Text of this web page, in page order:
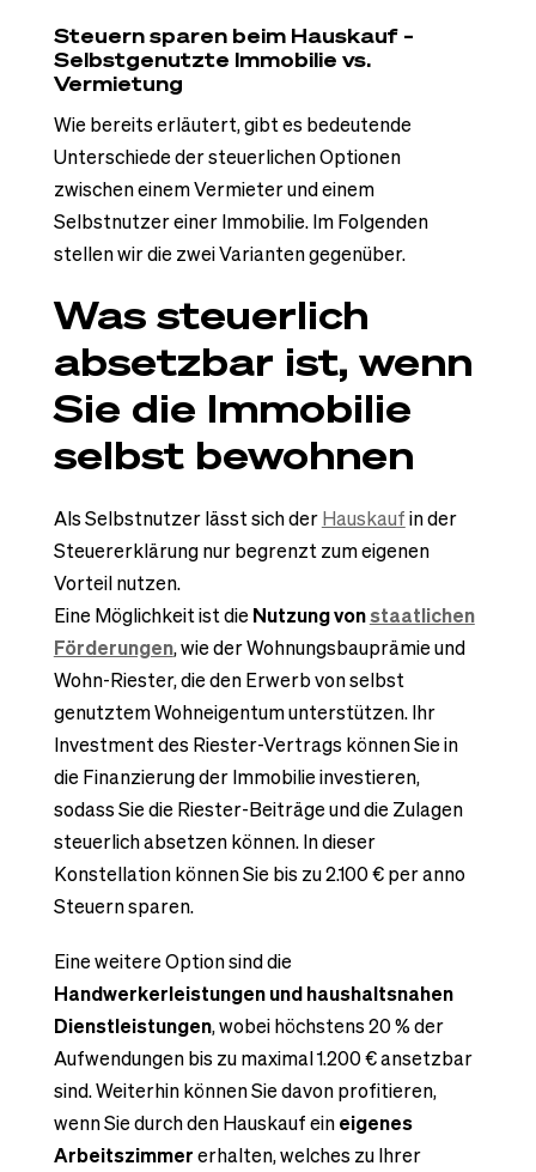
Steuern sparen beim Hauskauf –
Selbstgenutzte Immobilie vs.
Vermietung
Wie bereits erläutert, gibt es bedeutende
Unterschiede der steuerlichen Optionen
zwischen einem Vermieter und einem
Selbstnutzer einer Immobilie. Im Folgenden
stellen wir die zwei Varianten gegenüber.
Was steuerlich
absetzbar ist, wenn
Sie die Immobilie
selbst bewohnen
Als Selbstnutzer lässt sich derHauskaufin der
Steuererklärung nur begrenzt zum eigenen
Vorteil nutzen.
Eine Möglichkeit ist die Nutzung vonstaatlichen
Förderungen, wie der Wohnungsbauprämie und
Wohn-Riester, die den Erwerb von selbst
genutztem Wohneigentum unterstützen. Ihr
Investment des Riester-Vertrags können Sie in
die Finanzierung der Immobilie investieren,
sodass Sie die Riester-Beiträge und die Zulagen
steuerlich absetzen können. In dieser
Konstellation können Sie bis zu 2.100 € per anno
Steuern sparen.
Eine weitere Option sind die
Handwerkerleistungen und haushaltsnahen
Dienstleistungen, wobei höchstens 20 % der
Aufwendungen bis zu maximal 1.200 € ansetzbar
sind. Weiterhin können Sie davon profitieren,
wenn Sie durch den Hauskauf eineigenes
Arbeitszimmererhalten, welches zu Ihrer